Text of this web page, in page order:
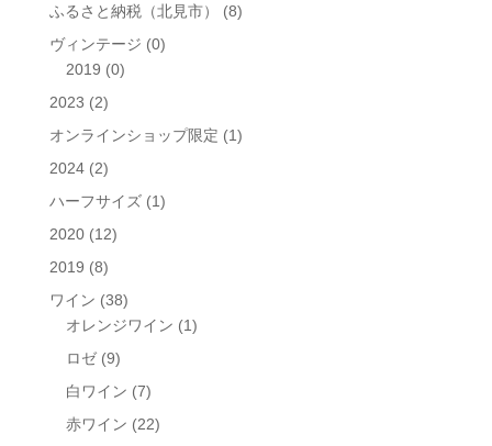
ふるさと納税（北見市）
(8)
ヴィンテージ (0)
2019 (0)
2023 (2)
オンラインショップ限定 (1)
2024 (2)
ハーフサイズ (1)
2020 (12)
2019 (8)
ワイン (38)
オレンジワイン (1)
ロゼ (9)
白ワイン (7)
赤ワイン (22)